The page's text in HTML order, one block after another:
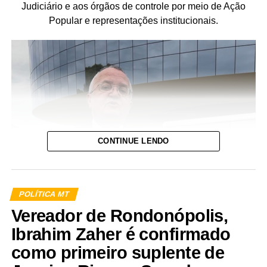
Judiciário e aos órgãos de controle por meio de Ação
Popular e representações institucionais.
Assessoria
CONTINUE LENDO
POLÍTICA MT
Vereador de Rondonópolis,
Ibrahim Zaher é confirmado
como primeiro suplente de